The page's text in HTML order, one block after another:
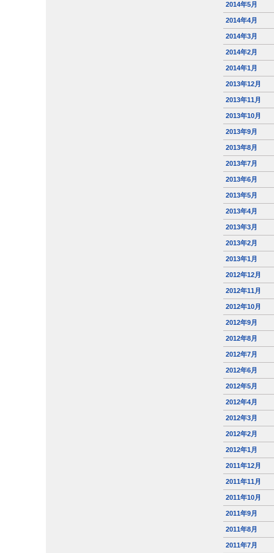
2014年5月
2014年4月
2014年3月
2014年2月
2014年1月
2013年12月
2013年11月
2013年10月
2013年9月
2013年8月
2013年7月
2013年6月
2013年5月
2013年4月
2013年3月
2013年2月
2013年1月
2012年12月
2012年11月
2012年10月
2012年9月
2012年8月
2012年7月
2012年6月
2012年5月
2012年4月
2012年3月
2012年2月
2012年1月
2011年12月
2011年11月
2011年10月
2011年9月
2011年8月
2011年7月